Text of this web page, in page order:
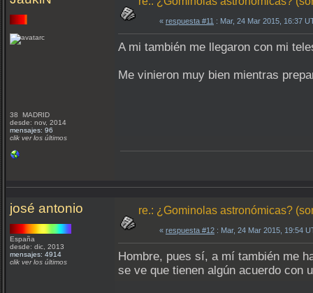
38 MADRID
desde: nov, 2014
mensajes: 96
clik ver los últimos
« respuesta #11 : Mar, 24 Mar 2015, 16:37
A mi también me llegaron con mi
Me vinieron muy bien mientras
josé antonio
España
desde: dic, 2013
mensajes: 4914
clik ver los últimos
re.: ¿Gominolas astronómicas?
« respuesta #12 : Mar, 24 Mar 2015, 19:54
Hombre, pues sí, a mí también me
se ve que tienen algún acuerdo con